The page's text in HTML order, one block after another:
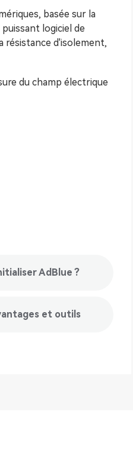
basée sur la
logiciel de
résistance d'isolement,
du champ électrique
AdBlue ?
et outils